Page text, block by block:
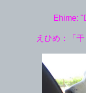
Ehime:
えひめ：「